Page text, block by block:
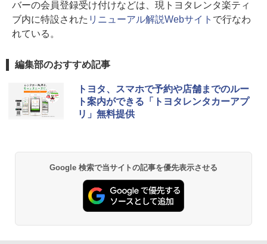
バーの会員登録受け付けなどは、現トヨタレンタ楽ティ
ブ内に特設された リニューアル解説Webサイト で行なわ
れている。
編集部のおすすめ記事
トヨタ、スマホで予約や店舗までのルー
ト案内ができる「トヨタレンタカーアプ
リ」無料提供
Google 検索で当サイトの記事を優先表示させる